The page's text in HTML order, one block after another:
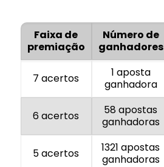
Faixa de
premiação
Número de
ganhadores
7 acertos
1 aposta
ganhadora
6 acertos
58 apostas
ganhadoras
5 acertos
1321 apostas
ganhadoras